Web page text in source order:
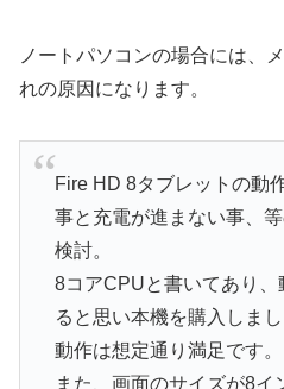
ノートパソコンの場合には、
れの原因になります。
Fire HD 8タブレットの動
事と充電が進まない事、
検討。
8コアCPUと書いてあり
ると思い本機を購入しまし
動作は想定通り満足です。
また、画面のサイズが8イ